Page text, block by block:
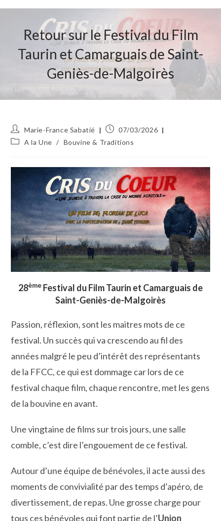
Retour sur le Festival du Film
Taurin et Camarguais de Saint-
Geniès-de-Malgoirès
Auteur/autrice
de
Marie-France Sabatié
Publication
publiée :
07/03/2026
PostA la Une / Bouvine & Traditions
28ème Festival du Film Taurin et Camarguais de
Saint-Geniès-de-Malgoirès
Passion, réflexion, sont les maitres mots de ce
festival. Un succès qui va crescendo au fil des
années malgré le peu d’intérêt des représentants
de la FFCC, ce qui est dommage car lors de ce
festival chaque film, chaque rencontre, met les gens
de la bouvine en avant.
Une vingtaine de films sur trois jours, une salle
comble, c’est dire l’engouement de ce festival.
Autour d’une équipe de bénévoles, il acte aussi des
moments de convivialité par des temps d’apéro, de
divertissement, de repas. Une grosse charge pour
tous ces bénévoles qui font partie de l’Union